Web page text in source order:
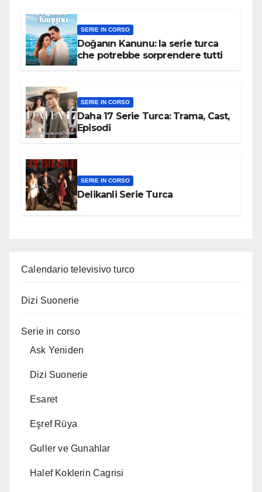
SERIE IN CORSO
Doğanın Kanunu: la serie turca
che potrebbe sorprendere tutti
SERIE IN CORSO
Daha 17 Serie Turca: Trama, Cast,
Episodi
SERIE IN CORSO
Delikanli Serie Turca
Calendario televisivo turco
Dizi Suonerie
Serie in corso
Ask Yeniden
Dizi Suonerie
Esaret
Eşref Rüya
Guller ve Gunahlar
Halef Koklerin Cagrisi